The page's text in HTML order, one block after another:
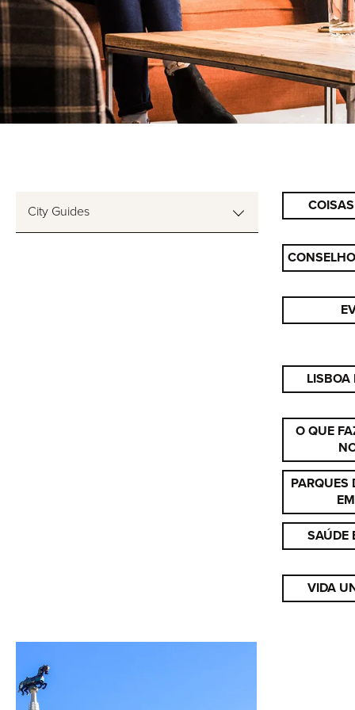
City Guides
LISBOA
O QUE
PARQUES
SAÚDE
VIDA